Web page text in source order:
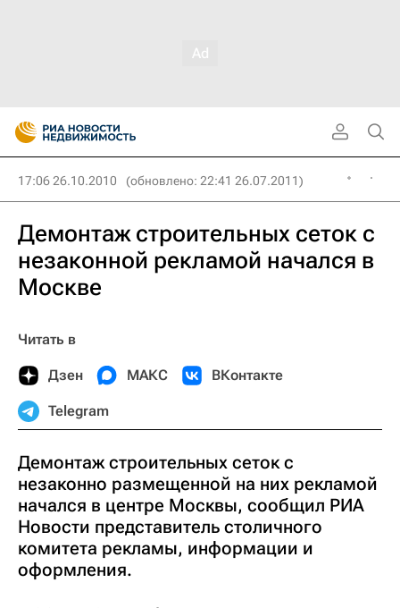
17:06 26.10.2010 (обновлено: 22:41 26.07.2011)
Демонтаж строительных сеток с
незаконной рекламой начался в
Москве
Читать в
Дзен МАКС ВКонтакте
Telegram
Демонтаж строительных сеток с
незаконно размещенной на них рекламой
начался в центре Москвы, сообщил РИА
Новости представитель столичного
комитета рекламы, информации и
оформления.